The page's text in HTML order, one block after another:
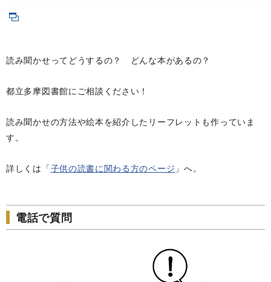
読み聞かせってどうするの？ どんな本があるの？
都立多摩図書館にご相談ください！
読み聞かせの方法や絵本を紹介したリーフレットも作っていま
す。
詳しくは「子供の読書に関わる方のページ 」へ。
電話で質問